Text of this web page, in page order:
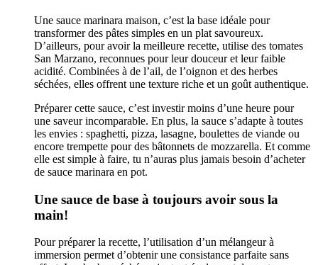
Une sauce marinara maison, c’est la base idéale pour
transformer des pâtes simples en un plat savoureux.
D’ailleurs, pour avoir la meilleure recette, utilise des tomates
San Marzano, reconnues pour leur douceur et leur faible
acidité. Combinées à de l’ail, de l’oignon et des herbes
séchées, elles offrent une texture riche et un goût authentique.
Préparer cette sauce, c’est investir moins d’une heure pour
une saveur incomparable. En plus, la sauce s’adapte à toutes
les envies : spaghetti, pizza, lasagne, boulettes de viande ou
encore trempette pour des bâtonnets de mozzarella. Et comme
elle est simple à faire, tu n’auras plus jamais besoin d’acheter
de sauce marinara en pot.
Une sauce de base à toujours avoir sous la
main!
Pour préparer la recette, l’utilisation d’un mélangeur à
immersion permet d’obtenir une consistance parfaite sans